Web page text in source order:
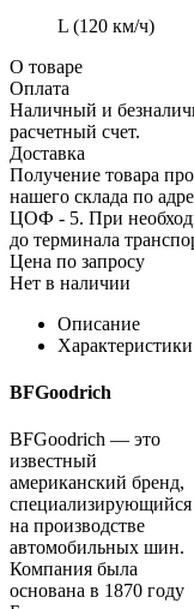
L (120 км/ч)
О товаре
Оплата
Наличный и
расчетный счет.
Доставка
Получение товара
нашего склада по
ЦОФ - 5. При
до терминала
Цена по запросу
Нет в наличии
Описание
Характеристики
BFGoodrich
BFGoodrich — это
известный
американский бренд,
специализирующийся
на производстве
автомобильных шин.
Компания была
основана в 1870 году